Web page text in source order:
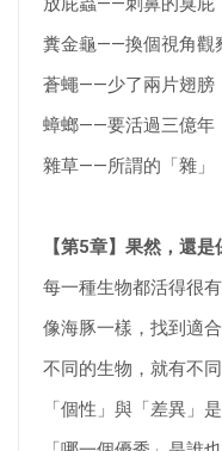
糞金龜——換個視角觀
蒼蠅——少了兩片翅膀
蟑螂——要活過三億年
雜草——所謂的「雜」
【第5章】果然，還
每一種生物都活得很有
像海豚一樣，找到適
不同的生物，就有不
「個性」與「差異」